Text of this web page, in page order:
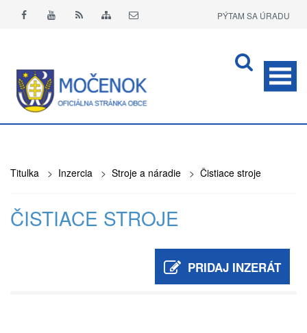
PÝTAM SA ÚRADU
Titulka > Inzercia > Stroje a náradie > Čistiace stroje
ČISTIACE STROJE
PRIDAJ INZERÁT